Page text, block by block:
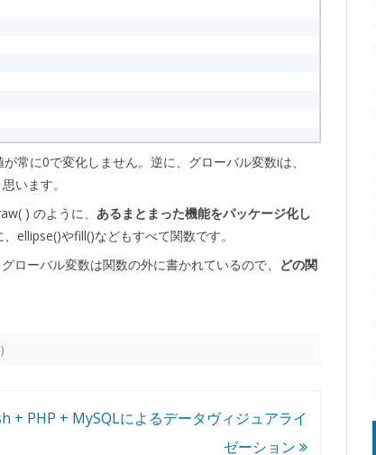
常に0で変化しません。逆に、グローバル変数iは、
います。
) のように、 あるまとまった機能をパッケージ化し
ellipse()やfill()などもすべて関数です。
ローバル変数は関数の外に書かれているので、
どの関
+ PHP + MySQLによるデータヴィジュアライ
ゼーション